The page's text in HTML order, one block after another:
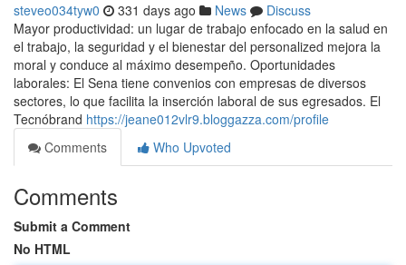
steveo034tyw0 331 days ago News
Discuss
Mayor productividad: un lugar de trabajo enfocado en la salud en
el trabajo, la seguridad y el bienestar del personalized mejora la
moral y conduce al máximo desempeño. Oportunidades
laborales: El Sena tiene convenios con empresas de diversos
sectores, lo que facilita la inserción laboral de sus egresados. El
Tecnóbrand https://jeane012vlr9.bloggazza.com/profile
Comments
Who Upvoted
Comments
Submit a Comment
No HTML